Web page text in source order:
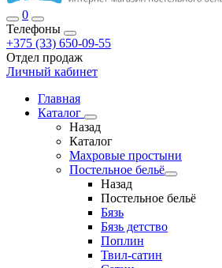
0
Телефоны
+375 (33) 650-09-55
Отдел продаж
Личный кабинет
Главная
Каталог
Назад
Каталог
Махровые простыни
Постельное бельё
Назад
Постельное бельё
Бязь
Бязь детство
Поплин
Твил-сатин